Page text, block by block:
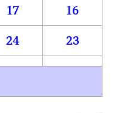
16
17
23
24